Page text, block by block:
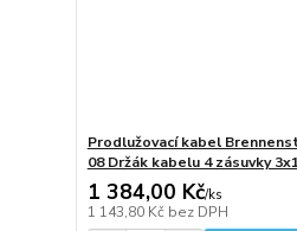
Prodlužovací kabel
08 Držák kabelu 4 zásuvky
1 384,00 Kč/ks
1 143,80 Kč bez DPH